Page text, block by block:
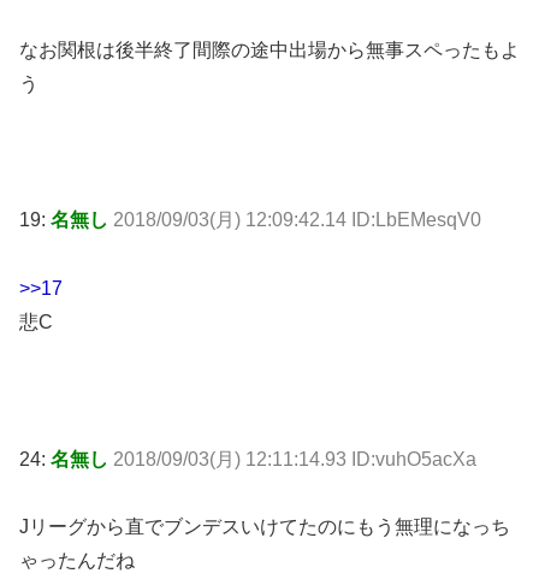
なお関根は後半終了間際の途中出場から無事スペったもよ
う
19: 名無し 2018/09/03(月) 12:09:42.14 ID:LbEMesqV0
>>17
悲C
24: 名無し 2018/09/03(月) 12:11:14.93 ID:vuhO5acXa
Jリーグから直でブンデスいけてたのにもう無理になっち
ゃったんだね